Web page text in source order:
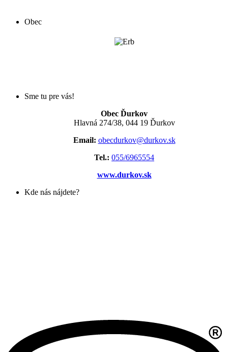
Obec
Sme tu pre vás!
Obec Ďurkov
Hlavná 274/38, 044 19 Ďurkov
Email: obecdurkov@durkov.sk
Tel.: 055/6965554
www.durkov.sk
Kde nás nájdete?